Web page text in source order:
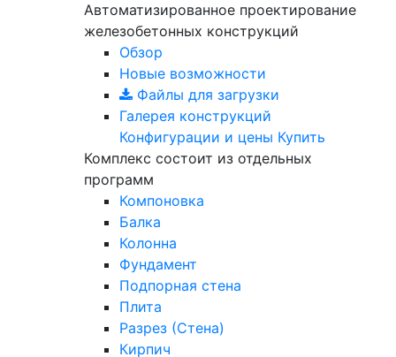
Автоматизированное проектирование
железобетонных конструкций
Обзор
Новые возможности
Файлы для загрузки
Галерея конструкций
Конфигурации и цены Купить
Комплекс состоит из отдельных
программ
Компоновка
Балка
Колонна
Фундамент
Подпорная стена
Плита
Разрез (Стена)
Кирпич